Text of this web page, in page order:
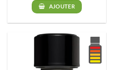
AJOUTER